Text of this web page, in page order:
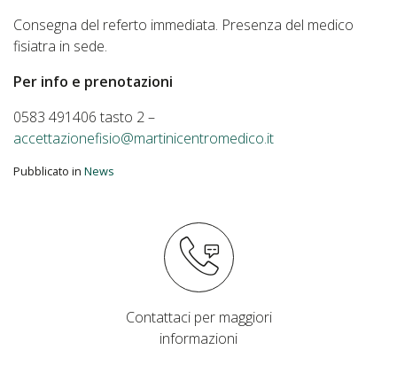
Consegna del referto immediata. Presenza del medico
fisiatra in sede.
Per info e prenotazioni
0583 491406 tasto 2 –
accettazionefisio@martinicentromedico.it
Pubblicato in News
Contattaci per maggiori
informazioni